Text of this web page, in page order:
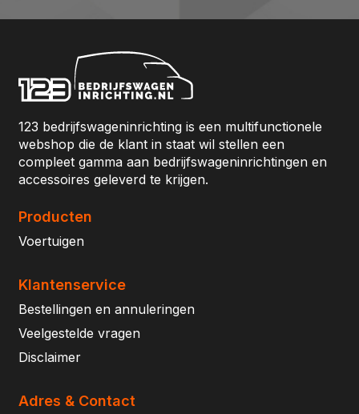
123 bedrijfswageninrichting is een multifunctionele
webshop die de klant in staat wil stellen een
compleet gamma aan bedrijfswageninrichtingen en
accessoires geleverd te krijgen.
Producten
Voertuigen
Klantenservice
Bestellingen en annuleringen
Veelgestelde vragen
Disclaimer
Adres & Contact